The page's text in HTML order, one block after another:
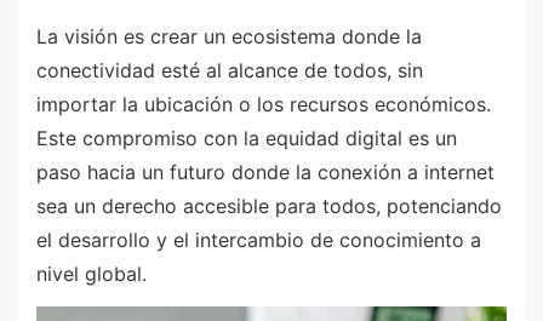
La visión es crear un ecosistema donde la
conectividad esté al alcance de todos, sin
importar la ubicación o los recursos económicos.
Este compromiso con la equidad digital es un
paso hacia un futuro donde la conexión a internet
sea un derecho accesible para todos, potenciando
el desarrollo y el intercambio de conocimiento a
nivel global.